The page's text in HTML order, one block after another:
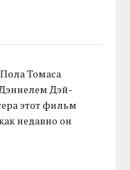
Томаса
Дэй-
этот фильм
недавно он